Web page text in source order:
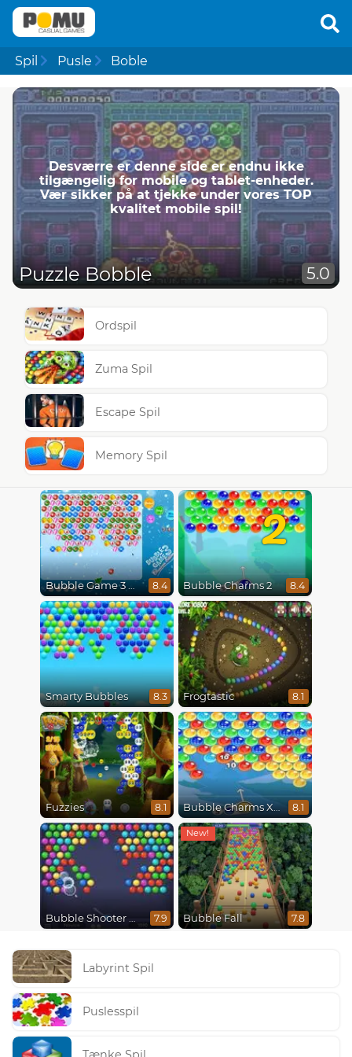
Spil Pusle Boble
Desværre er denne side er endnu ikke
tilgængelig for mobile og tablet-enheder.
Vær sikker på at tjekke under vores TOP
kvalitet mobile spil!
Puzzle Bobble 5.0
Ordspil
Zuma Spil
Escape Spil
Memory Spil
Bubble Game 3 Christmas 8.4
2
Bubble Charms 2 8.4
Smarty Bubbles 8.3 Frogtastic 8.1
Fuzzies 8.1 Bubble Charms Xmas 8.1
Bubble Shooter HD 7.9 Bubble Fall 7.8
Labyrint Spil
Puslesspil